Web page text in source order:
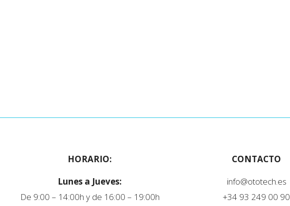
HORARIO:
Lunes a Jueves:
De 9:00 – 14:00h y de 16:00 – 19:00h
CONTACTO
info@ototech.es
+34 93 249 00 90